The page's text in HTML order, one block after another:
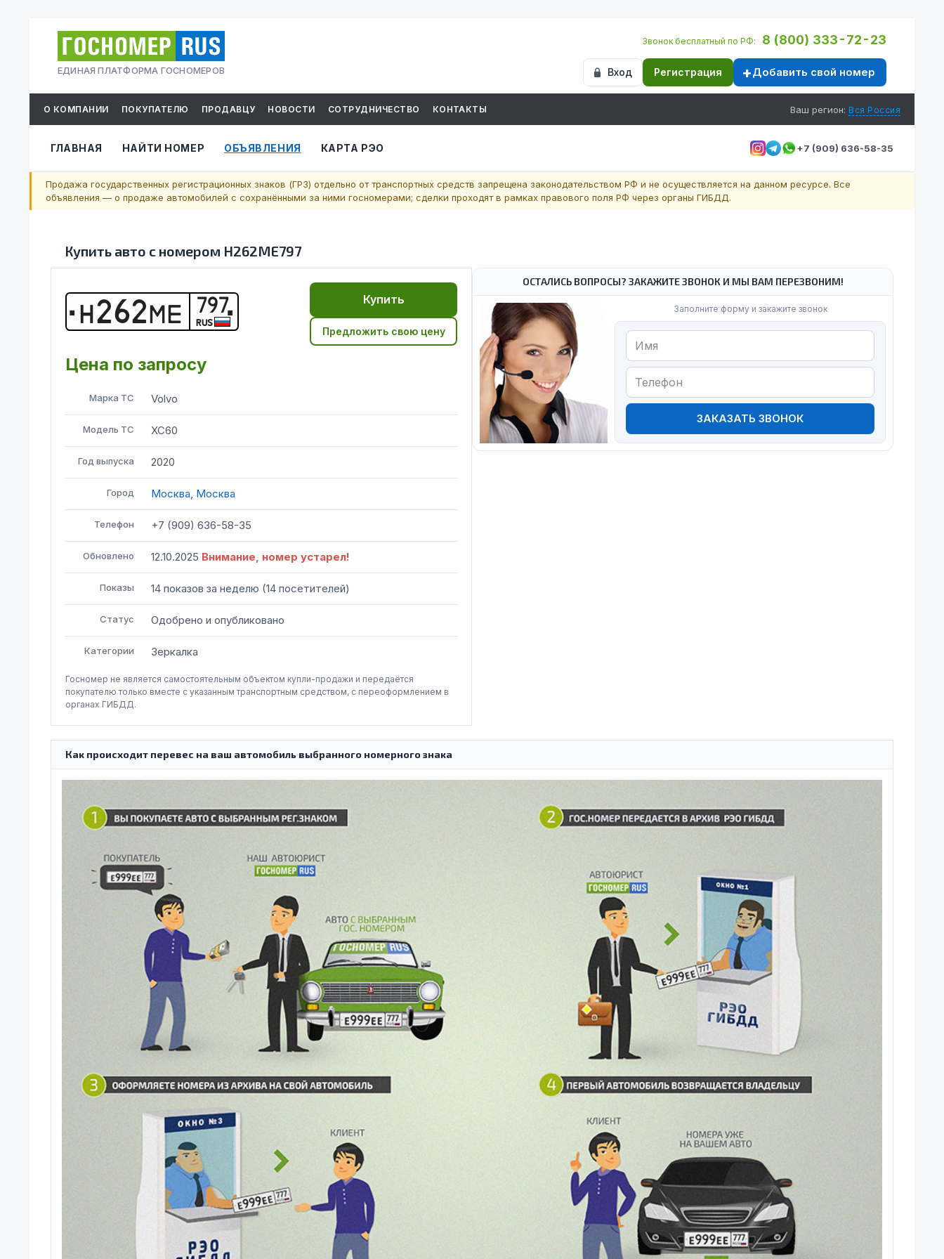
ЕДИНАЯ ПЛАТФОРМА ГОСНОМЕРОВ
Звонок бесплатный по РФ: 8 (800) 333-72-23
Вход Регистрация Добавить свой номер
О КОМПАНИИ ПОКУПАТЕЛЮ ПРОДАВЦУ НОВОСТИ СОТРУДНИЧЕСТВО КОНТАКТЫ Ваш регион: Вся Россия
ГЛАВНАЯ НАЙТИ НОМЕР ОБЪЯВЛЕНИЯ КАРТА РЭО +7 (909) 636-58-35
Продажа государственных регистрационных знаков (ГРЗ) отдельно от транспортных средств запрещена законодательством РФ и не осуществляется на данном ресурсе. Все
объявления — о продаже автомобилей с сохранёнными за ними госномерами; сделки проходят в рамках правового поля РФ через органы ГИБДД.
Купить авто с номером Н262МЕ797
Н262МЕ 797
RUS
Купить
Предложить свою цену
Цена по запросу
Марка ТС Volvo
Модель ТС XC60
Год выпуска 2020
Город Москва, Москва
Телефон +7 (909) 636-58-35
Обновлено 12.10.2025 Внимание, номер устарел!
Показы 14 показов за неделю (14 посетителей)
Статус Одобрено и опубликовано
Категории Зеркалка
Госномер не является самостоятельным объектом купли-продажи и передаётся
покупателю только вместе с указанным транспортным средством, с переоформлением в
органах ГИБДД.
ОСТАЛИСЬ ВОПРОСЫ? ЗАКАЖИТЕ ЗВОНОК И МЫ ВАМ ПЕРЕЗВОНИМ!
Заполните форму и закажите звонок
ЗАКАЗАТЬ ЗВОНОК
Как происходит перевес на ваш автомобиль выбранного номерного знака